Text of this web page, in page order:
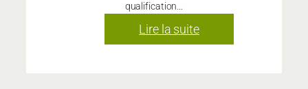
qualification…
Lire la suite:
Les